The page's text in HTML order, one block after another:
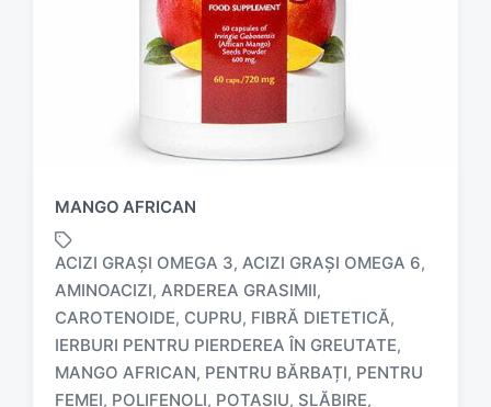
MANGO AFRICAN
T
a
g
ACIZI GRAȘI OMEGA 3, ACIZI GRAȘI OMEGA 6,
AMINOACIZI, ARDEREA GRASIMII,
CAROTENOIDE, CUPRU, FIBRĂ DIETETICĂ,
IERBURI PENTRU PIERDEREA ÎN GREUTATE,
MANGO AFRICAN, PENTRU BĂRBAȚI, PENTRU
FEMEI, POLIFENOLI, POTASIU, SLĂBIRE,